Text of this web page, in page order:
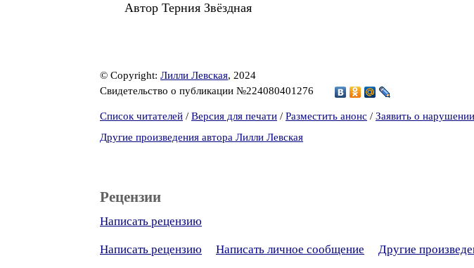
Автор Терния Звёздная
© Copyright: Лилли Левская, 2024
Свидетельство о публикации №224080401276
Список читателей / Версия для печати / Разместить анонс / Заявить о нарушении
Другие произведения автора Лилли Левская
Рецензии
Написать рецензию
Написать рецензию Написать личное сообщение Другие